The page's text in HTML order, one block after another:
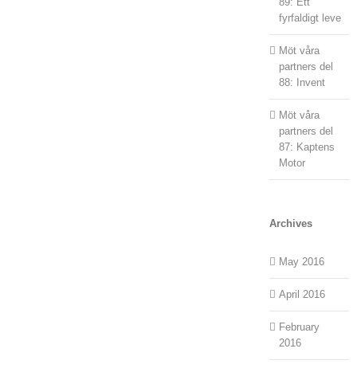
fyrfaldigt leve
Möt våra
partners del
88: Invent
Möt våra
partners del
87: Kaptens
Motor
Archives
May 2016
April 2016
February
2016